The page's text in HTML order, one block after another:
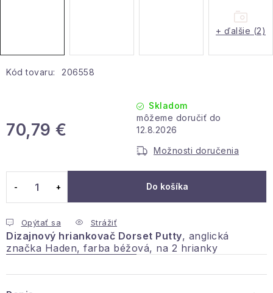
Veľkoobchodná spolupráca
Obchodné podmienky
Info o nákupe
Kontakty O nás
Kód tovaru: 206558
70,79 €
Skladom
12.8.2026
Možnosti doručenia
Do košíka
Opýtať sa Strážiť
Dizajnový hriankovač Dorset Putty, anglická
značka Haden, farba béžová, na 2 hrianky
+ ďalšie (2)